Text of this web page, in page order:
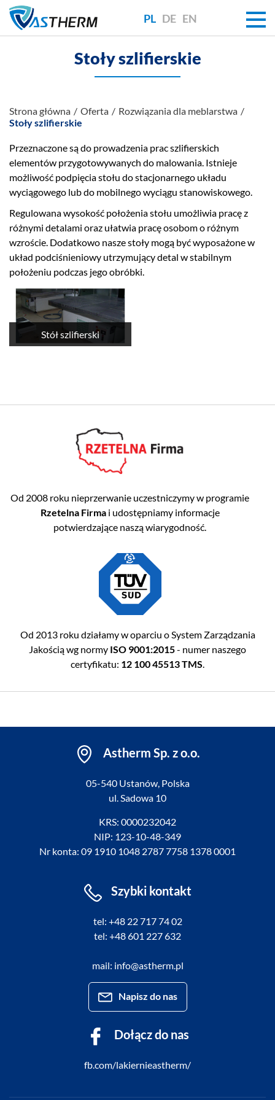
PL DE EN
Stoły szlifierskie
Strona główna Oferta
Rozwiązania dla meblarstwa
Stoły szlifierskie
Przeznaczone są do prowadzenia prac szlifierskich
elementów przygotowywanych do malowania. Istnieje
możliwość podpięcia stołu do stacjonarnego układu
wyciągowego lub do mobilnego wyciągu stanowiskowego.
Regulowana wysokość położenia stołu umożliwia pracę z
różnymi detalami oraz ułatwia pracę osobom o różnym
wzroście. Dodatkowo nasze stoły mogą być wyposażone w
układ podciśnieniowy utrzymujący detal w stabilnym
położeniu podczas jego obróbki.
Stół szlifierski
Od 2008 roku nieprzerwanie uczestniczymy w programie
Rzetelna Firmai udostępniamy informacje
potwierdzające naszą wiarygodność.
Od 2013 roku działamy w oparciu o System Zarządzania
Jakością wg normy ISO 9001:2015- numer naszego
certyfikatu: 12 100 45513 TMS
Astherm Sp. z o.o.
05-540 Ustanów, Polska
ul. Sadowa 10
KRS: 0000232042
NIP: 123-10-48-349
Nr konta: 09 1910 1048 2787 7758 1378 0001
Szybki kontakt
tel: +48 22 717 74 02
tel: +48 601 227 632
mail: info@astherm.pl
Napisz do nas
Dołącz do nas
fb.com/lakiernieastherm/